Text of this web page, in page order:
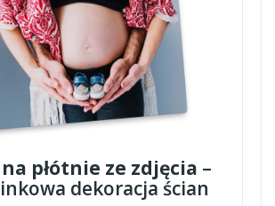
płótnie ze zdjęcia –
dekoracja ścian